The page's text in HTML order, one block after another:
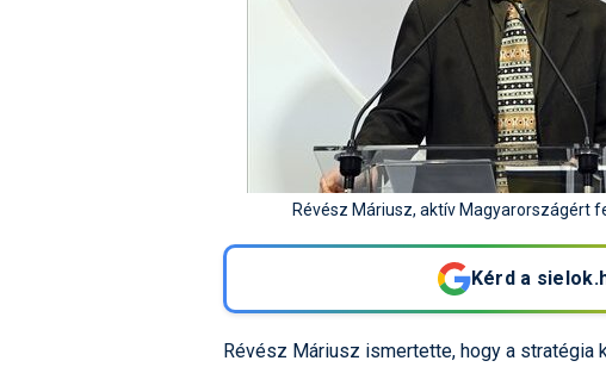
Révész Máriusz, aktív Magyarországért
Kérd a
Révész Máriusz ismertette, hogy a